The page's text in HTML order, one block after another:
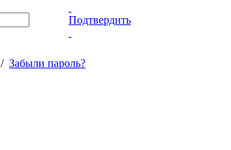
Подтвердить
/ Забыли пароль?